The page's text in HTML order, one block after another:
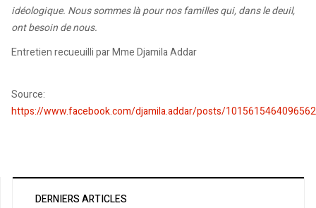
idéologique. Nous sommes là pour nos familles qui, dans le deuil,
ont besoin de nous.
Entretien recueuilli par Mme Djamila Addar
Source:
https://www.facebook.com/djamila.addar/posts/
DERNIERS ARTICLES